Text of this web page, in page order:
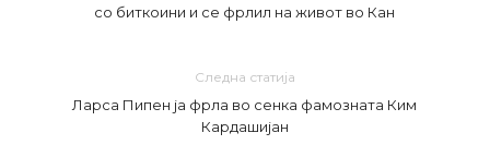
со биткоини и се фрлил на живот во Кан
Следна статија
Ларса Пипен ја фрла во сенка фамозната Ким
Кардашијан